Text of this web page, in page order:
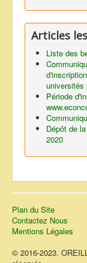
Articles
Liste des
universités
Période
Dépôt de
2020
Plan du Site
Contactez Nous
Mentions Légales
© 2016-2023.